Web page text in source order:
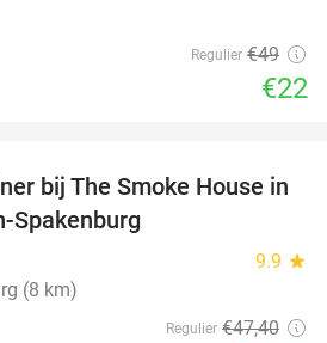
Regulier €49
€22
37%
bij The Smoke House in
Spakenburg
9.9 star
(8 km)
Regulier €47,40